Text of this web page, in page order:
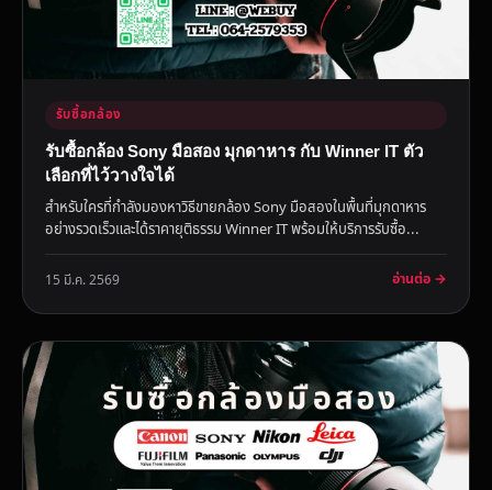
รับซื้อกล้อง
รับซื้อกล้อง Sony มือสอง มุกดาหาร กับ Winner IT ตัว
เลือกที่ไว้วางใจได้
สำหรับใครที่กำลังมองหาวิธีขายกล้อง Sony มือสองในพื้นที่มุกดาหาร
อย่างรวดเร็วและได้ราคายุติธรรม Winner IT พร้อมให้บริการรับซื้อ...
15 มี.ค. 2569 อ่านต่อ →